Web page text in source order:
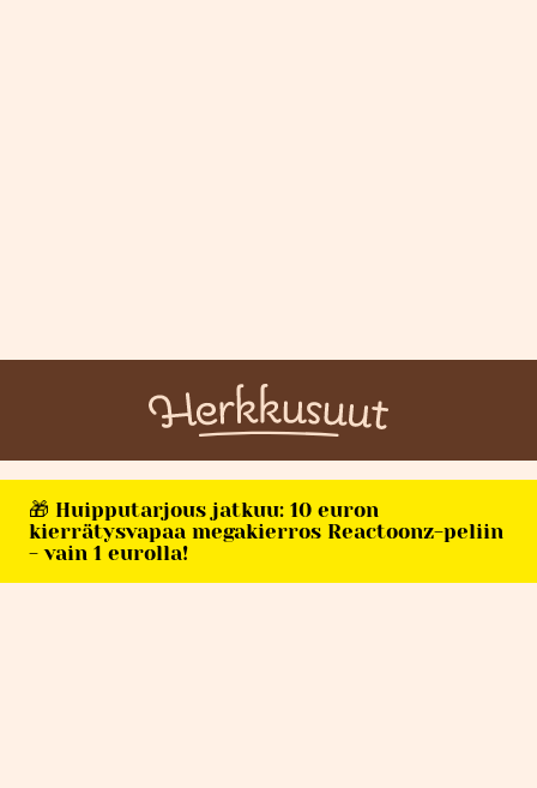
🎁 Huipputarjous jatkuu: 10 euron
kierrätysvapaa megakierros Reactoonz-peliin
- vain 1 eurolla!